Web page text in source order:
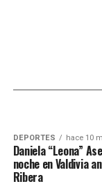
hace
“La Leona”
en una gran
Valdivia
Sebastián
nuevo
DEPORTES hace 10
Daniela “Leona”
noche en Valdivia
Ribera